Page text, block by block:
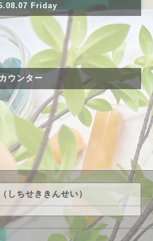
Friday
カウンター
しちせききんせい）